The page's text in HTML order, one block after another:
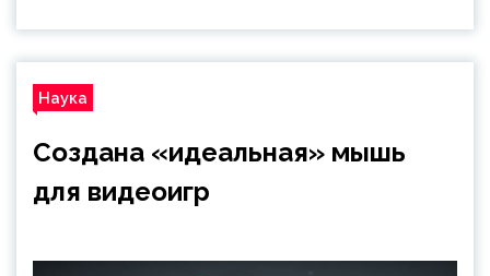
Наука
Создана «идеальная» мышь
для видеоигр